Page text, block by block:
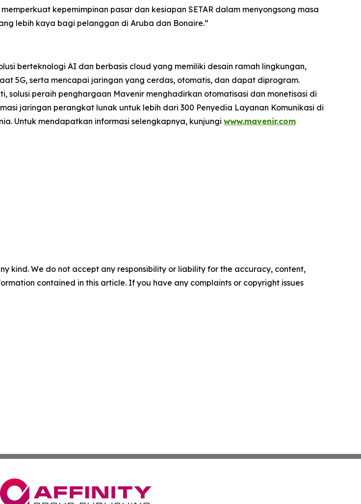
kepemimpinan pasar dan kesiapan SETAR dalam menyongsong masa
lebih kaya bagi pelanggan di Aruba dan Bonaire.”
berteknologi AI dan berbasis cloud yang memiliki desain ramah lingkungan,
5G, serta mencapai jaringan yang cerdas, otomatis, dan dapat diprogram.
solusi peraih penghargaan Mavenir menghadirkan otomatisasi dan monetisasi di
jaringan perangkat lunak untuk lebih dari 300 Penyedia Layanan Komunikasi di
Untuk mendapatkan informasi selengkapnya, kunjungi www.mavenir.com
kind. We do not accept any responsibility or liability for the accuracy, content,
contained in this article. If you have any complaints or copyright issues